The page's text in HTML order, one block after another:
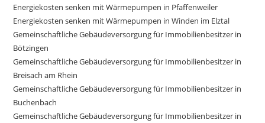
Energiekosten senken mit Wärmepumpen in Pfaffenweiler
Energiekosten senken mit Wärmepumpen in Winden im Elztal
Gemeinschaftliche Gebäudeversorgung für Immobilienbesitzer in
Bötzingen
Gemeinschaftliche Gebäudeversorgung für Immobilienbesitzer in
Breisach am Rhein
Gemeinschaftliche Gebäudeversorgung für Immobilienbesitzer in
Buchenbach
Gemeinschaftliche Gebäudeversorgung für Immobilienbesitzer in